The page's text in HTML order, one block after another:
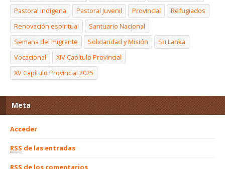
Pastoral Indígena
Pastoral Juvenil Provincial
Refugiados
Renovación espiritual
Santuario Nacional
Semana del migrante
Solidaridad y Misión
Sri Lanka
Vocacional
XIV Capítulo Provincial
XV Capítulo Provincial 2025
Meta
Acceder
RSS de las entradas
RSS de los comentarios